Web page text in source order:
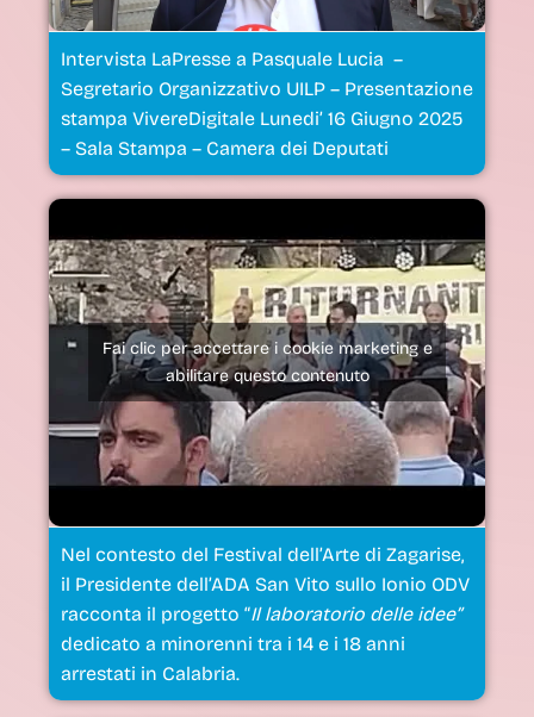
Intervista LaPresse a Pasquale Lucia –
Segretario Organizzativo UILP – Presentazione
stampa VivereDigitale Lunedi’ 16 Giugno 2025
– Sala Stampa – Camera dei Deputati
Fai clic per accettare i cookie marketing e
abilitare questo contenuto
Nel contesto del Festival dell’Arte di Zagarise,
il Presidente dell’ADA San Vito sullo Ionio ODV
racconta il progetto “Il laboratorio delle idee”
dedicato a minorenni tra i 14 e i 18 anni
arrestati in Calabria.